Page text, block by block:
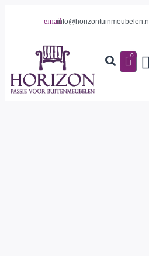
info@horizontuinmeubelen.nl
0